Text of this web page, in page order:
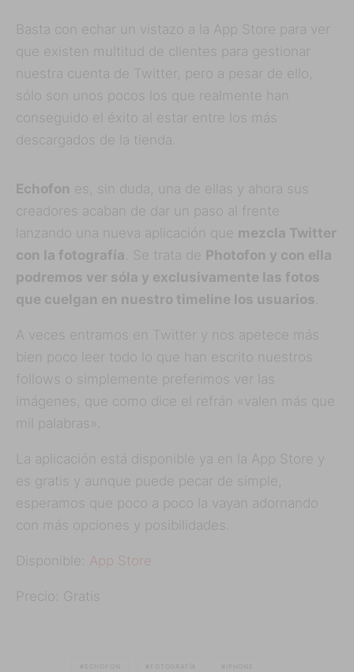
Basta con echar un vistazo a la App Store para ver
que existen multitud de clientes para gestionar
nuestra cuenta de Twitter, pero a pesar de ello,
sólo son unos pocos los que realmente han
conseguido el éxito al estar entre los más
descargados de la tienda.
Echofon es, sin duda, una de ellas y ahora sus
creadores acaban de dar un paso al frente
lanzando una nueva aplicación que mezcla Twitter
con la fotografía . Se trata de Photofon y con ella
podremos ver sóla y exclusivamente las fotos
que cuelgan en nuestro timeline los usuarios
A veces entramos en Twitter y nos apetece más
bien poco leer todo lo que han escrito nuestros
follows o simplemente preferimos ver las
imágenes, que como dice el refrán «valen más que
mil palabras».
La aplicación está disponible ya en la App Store y
es gratis y aunque puede pecar de simple,
esperamos que poco a poco la vayan adornando
con más opciones y posibilidades.
Disponible: App Store
Precio: Gratis
FOTOGRAFÍA